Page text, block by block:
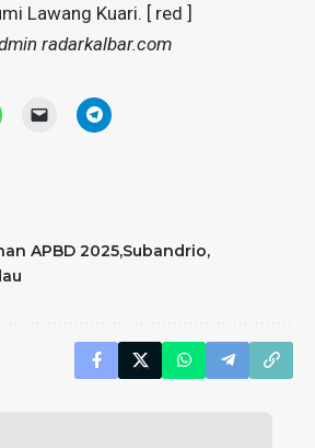
Lawang Kuari. [ red ]
radarkalbar.com
APBD 2025 Subandrio